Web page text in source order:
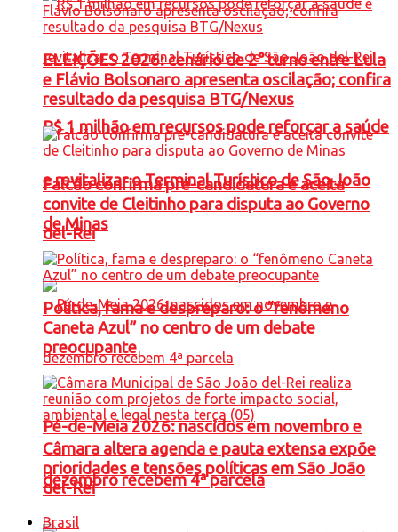
R$ 1 milhão em recursos pode reforçar a saúde
e revitalizar o Terminal Turístico de São João
del-Rei
Pé-de-Meia 2026: nascidos em novembro e
dezembro recebem 4ª parcela
ELEIÇÕES 2026: cenário de 2° turno entre Lula
e Flávio Bolsonaro apresenta oscilação; confira
resultado da pesquisa BTG/Nexus
Falcão confirma pré-candidatura e aceita
convite de Cleitinho para disputa ao Governo
de Minas
Política, fama e despreparo: o “fenômeno
Caneta Azul” no centro de um debate
preocupante
Câmara altera agenda e pauta extensa expõe
prioridades e tensões políticas em São João
del-Rei
Brasil